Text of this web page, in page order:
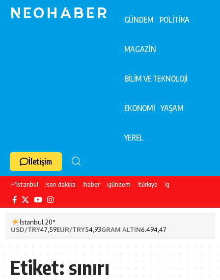
GÜNDEM POLİTİKA
MAGAZİN
BİLİM VE TEKNOLOJİ
EKONOMİ YAŞAM
YEREL
İletişim
İstanbul son dakika haber gündem türkiye galatasaray
İstanbul 20°
USD/TRY47,59EUR/TRY54,93GRAM ALTIN6.494,47
Etiket: sınırı